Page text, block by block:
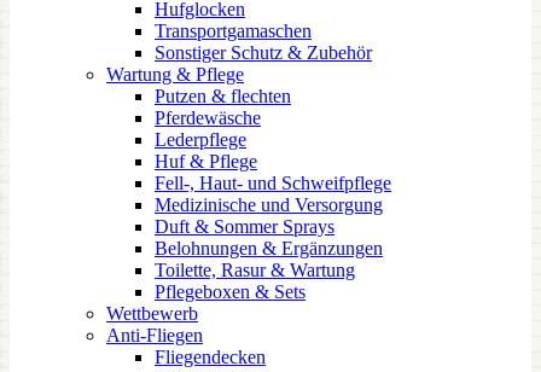
Hufglocken
Transportgamaschen
Sonstiger Schutz & Zubehör
Wartung & Pflege
Putzen & flechten
Pferdewäsche
Lederpflege
Huf & Pflege
Fell-, Haut- und Schweifpflege
Medizinische und Versorgung
Duft & Sommer Sprays
Belohnungen & Ergänzungen
Toilette, Rasur & Wartung
Pflegeboxen & Sets
Wettbewerb
Anti-Fliegen
Fliegendecken